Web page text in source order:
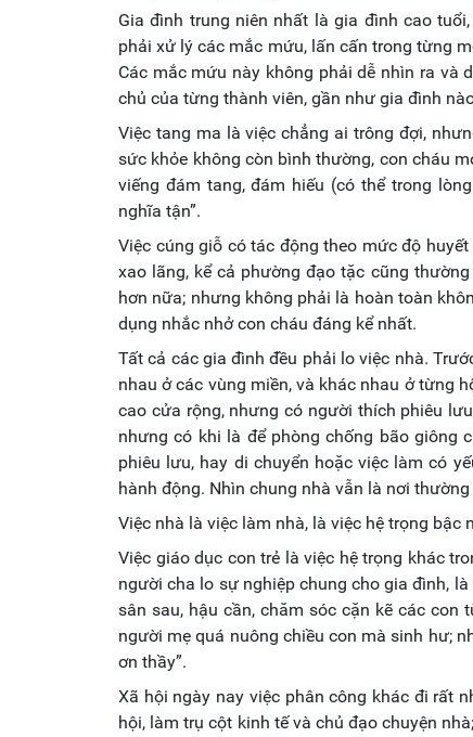
Gia đình trung niên nhất là gia đình cao
phải xử lý các mắc mứu, lấn cấn trong từng
Các mắc mứu này không phải dễ nhìn ra và
chủ của từng thành viên, gần như gia đình
Việc tang ma là việc chẳng ai trông đợi,
sức khỏe không còn bình thường, con cháu
viếng đám tang, đám hiếu (có thể trong
nghĩa tận”.
Việc cúng giỗ có tác động theo mức độ
xao lãng, kể cả phường đạo tặc cũng
hơn nữa; nhưng không phải là hoàn toàn
dụng nhắc nhở con cháu đáng kể nhất.
Tất cả các gia đình đều phải lo việc nhà.
nhau ở các vùng miền, và khác nhau ở từng
cao cửa rộng, nhưng có người thích phiêu
nhưng có khi là để phòng chống bão giông
phiêu lưu, hay di chuyển hoặc việc làm có
hành động. Nhìn chung nhà vẫn là nơi
Việc nhà là việc làm nhà, là việc hệ trọng bậc
Việc giáo dục con trẻ là việc hệ trọng khác
người cha lo sự nghiệp chung cho gia đình,
sân sau, hậu cần, chăm sóc cặn kẽ các con
người mẹ quá nuông chiều con mà sinh hư;
ơn thầy”.
Xã hội ngày nay việc phân công khác đi rất
hội, làm trụ cột kinh tế và chủ đạo chuyện